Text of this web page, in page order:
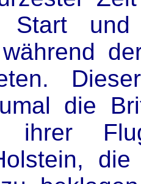
und
die
ihrer